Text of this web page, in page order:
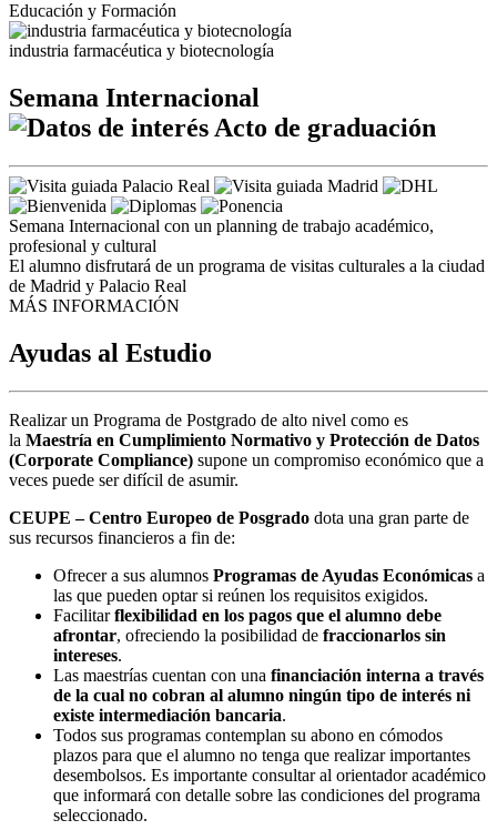
Educación y Formación
industria farmacéutica y biotecnología
Semana Internacional
Acto de graduación
Semana Internacional con un planning de trabajo académico,
profesional y cultural
El alumno disfrutará de un programa de visitas culturales a la ciudad
de Madrid y Palacio Real
MÁS INFORMACIÓN
Ayudas al Estudio
Realizar un Programa de Postgrado de alto nivel como es
la Maestría en Cumplimiento Normativo y Protección de Datos
(Corporate Compliance) supone un compromiso económico que a
veces puede ser difícil de asumir.
CEUPE – Centro Europeo de Posgrado dota una gran parte de
sus recursos financieros a fin de:
Ofrecer a sus alumnos Programas de Ayudas Económicas a
las que pueden optar si reúnen los requisitos exigidos.
Facilitarflexibilidad en los pagos que el alumno debe
afrontar, ofreciendo la posibilidad de fraccionarlos sin
intereses.
Las maestrías cuentan con una financiación interna a través
de la cual no cobran al alumno ningún tipo de interés ni
existe intermediación bancaria.
Todos sus programas contemplan su abono en cómodos
plazos para que el alumno no tenga que realizar importantes
desembolsos. Es importante consultar al orientador académico
que informará con detalle sobre las condiciones del programa
seleccionado.